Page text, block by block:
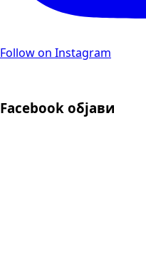
Follow on Instagram
Facebook објави